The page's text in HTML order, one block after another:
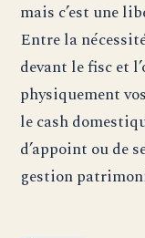
mais c’est une
Entre la
devant le fisc et
physiquement
le cash
d’appoint ou de
gestion